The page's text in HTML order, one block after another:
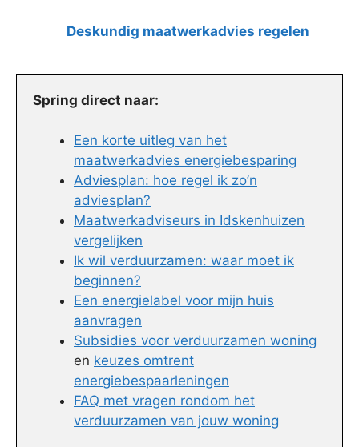
Deskundig maatwerkadvies regelen
Spring direct naar:
Een korte uitleg van het
maatwerkadvies energiebesparing
Adviesplan: hoe regel ik zo’n
adviesplan?
Maatwerkadviseurs in Idskenhuizen
vergelijken
Ik wil verduurzamen: waar moet ik
beginnen?
Een energielabel voor mijn huis
aanvragen
Subsidies voor verduurzamen woning
en keuzes omtrent
energiebespaarleningen
FAQ met vragen rondom het
verduurzamen van jouw woning